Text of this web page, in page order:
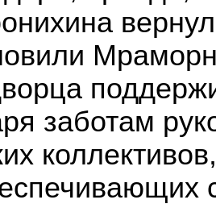
заботам